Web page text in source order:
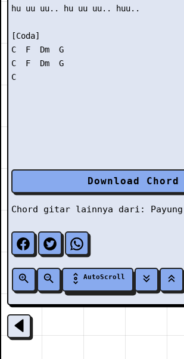
hu uu uu.. hu uu uu.. huu..
[Coda]
C  F  Dm  G
C  F  Dm  G
C
Download Chord
Chord gitar lainnya dari:
AutoScroll